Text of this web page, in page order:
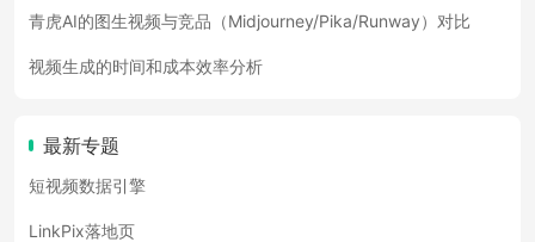
青虎AI的图生视频与竞品（Midjourney/Pika/Runway）对比
视频生成的时间和成本效率分析
最新专题
短视频数据引擎
LinkPix落地页